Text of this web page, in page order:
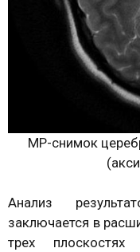
МР-снимок
Анализ
заключается в
трех плоскостях